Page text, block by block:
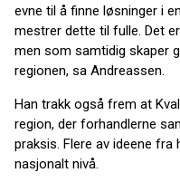
evne til å finne løsninger i
mestrer dette til fulle. Det
men som samtidig skaper
regionen, sa Andreassen.
Han trakk også frem at
region, der forhandlerne
praksis. Flere av ideene
nasjonalt nivå.